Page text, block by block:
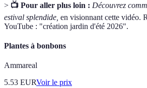
> 📺 Pour aller plus loin : Découvrez
estival splendide, en visionnant cette vidéo.
YouTube : "création jardin d'été 2026".
Plantes à bonbons
Ammareal
5.53 EURVoir le prix